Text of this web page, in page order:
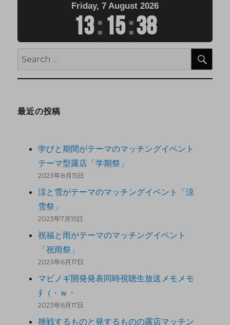
Friday, 7 August 2026
13:15:38
最近の投稿
学びと期間がテーマのマッチングイベント
テーマ型露店「学期祭」
2023年8月15日
涼と雪がテーマのマッチングイベント「涼
雪祭」
2023年7月15日
祝福と雨がテーマのマッチングイベント
「祝雨祭」
2023年6月17日
マビノギ開発発表同時視聴生放送メモメモ
∮（・ｗ・
2023年6月17日
挑戦するものと発するものの露店マッチン